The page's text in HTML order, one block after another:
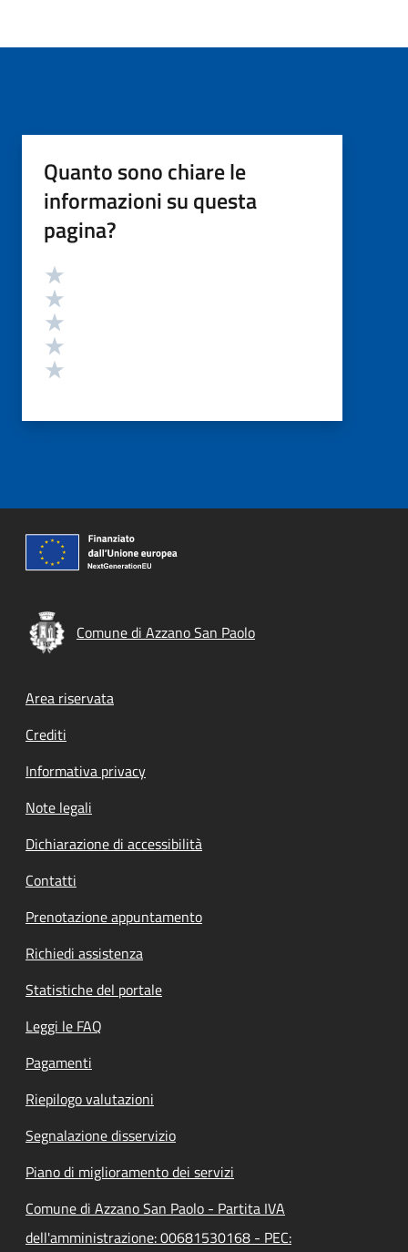
Quanto sono chiare le
informazioni su questa
pagina?
Valutazione
Comune di Azzano San Paolo
Footer menu
Area riservata
Crediti
Informativa privacy
Note legali
Dichiarazione di accessibilità
Contatti
Prenotazione appuntamento
Richiedi assistenza
Statistiche del portale
Leggi le FAQ
Pagamenti
Riepilogo valutazioni
Segnalazione disservizio
Piano di miglioramento dei servizi
Comune di Azzano San Paolo - Partita IVA
dell'amministrazione: 00681530168 - PEC: